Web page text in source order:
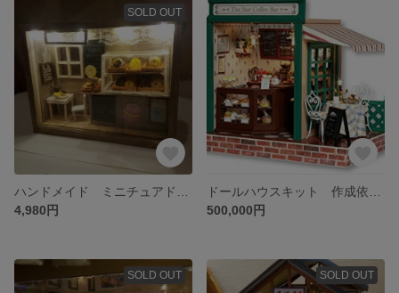
SOLD OUT
4,980円
500,000円
SOLD OUT SOLD OUT